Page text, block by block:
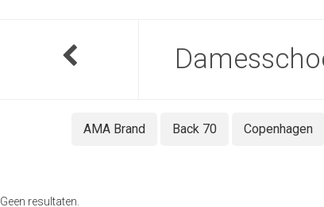
AMA Brand Back 70 Copenhagen
Geen resultaten.